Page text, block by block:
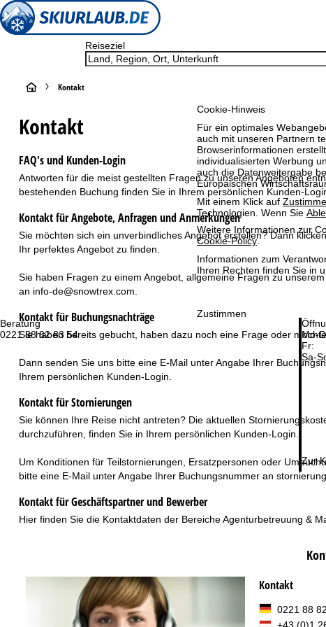
Cookie-Hinweis
Für ein optimales
auch mit unseren Partnern
Browserinformationen
individualisierten Werbung
auch die Datenweitergabe
Europäischen
Mit einem Klick auf
Technologien. Wenn Sie
Weitere Informationen zur
Cookie-Policy.
Informationen zum
Ihren Rechten finden Sie in
Zustimmen
Beratung
0221 88 82 83 54
Mo-
Fr:
Sa-
Zur
Reiseziel
S
s
i
t
Kontakt
Kontakt
FAQ's und Kunden-Login
Antworten für die meist gestellten Fragen zu unseren Angeboten
bestehenden Buchung finden Sie in Ihrem persönlichen Kunden-
Kontakt für Angebote, Anfragen und Anmerkungen
Sie möchten sich ein unverbindliches Angebot erstellen? Dann
Ihr perfektes Angebot zu finden.
Sie haben Fragen zu einem Angebot, allgemeine Fragen zu
an info-de@snowtrex.com
Kontakt für Buchungsnachträge
Sie haben bereits gebucht, haben dazu noch eine Frage oder
Dann senden Sie uns bitte eine E-Mail unter Angabe Ihrer
Ihrem persönlichen Kunden-Login
Kontakt für Stornierungen
Sie können Ihre Reise nicht antreten? Die aktuellen
durchzuführen, finden Sie in Ihrem persönlichen Kunden-Login
Um Konditionen für Teilstornierungen, Ersatzpersonen oder
bitte eine E-Mail unter Angabe Ihrer Buchungsnummer an
Kontakt für Geschäftspartner und Bewerber
Hierfinden Sie die Kontaktdaten der Bereiche Agenturbetreuung &
Kontakt
0221 88